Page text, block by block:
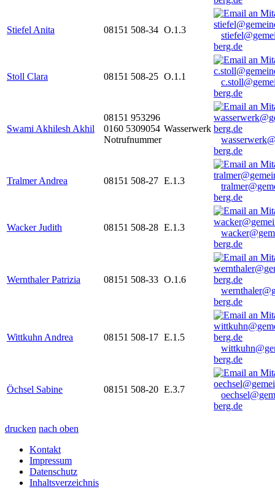
Stiefel Anita 08151 508-34 O.1.3
berg.de
Stoll Clara 08151 508-25 O.1.1
berg.de
Swami Akhilesh Akhil
08151 953296
0160 5309054
Notrufnummer
Wasserwerk
berg.de
Tralmer Andrea 08151 508-27 E.1.3
berg.de
Wacker Judith 08151 508-28 E.1.3
berg.de
Wernthaler Patrizia 08151 508-33 O.1.6
berg.de
Wittkuhn Andrea 08151 508-17 E.1.5
berg.de
Öchsel Sabine 08151 508-20 E.3.7
berg.de
drucken nach oben
Kontakt
Impressum
Datenschutz
Inhaltsverzeichnis